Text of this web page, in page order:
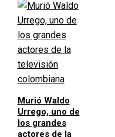
Murió Waldo
Urrego, uno de
los grandes
actores de la